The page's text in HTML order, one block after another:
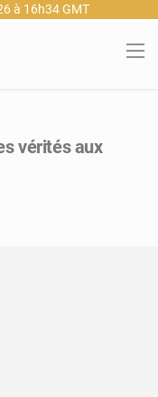
à 16h34 GMT
vérités aux